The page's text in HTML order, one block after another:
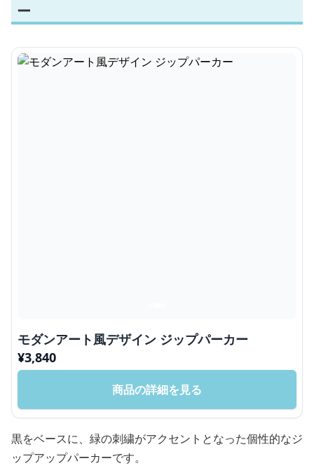
ー
モダンアート風デザイン ジップパーカー
¥3,840
商品の詳細を見る
黒をベースに、緑の刺繍がアクセントとなった個性的なジ
ップアップパーカーです。